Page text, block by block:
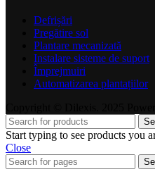
Defrișări
Pregătire sol
Plantare mecanizată
Instalare sisteme de suport
Împrejmuiri
Automatizarea plantațiilor
Start typing to see products you
Close